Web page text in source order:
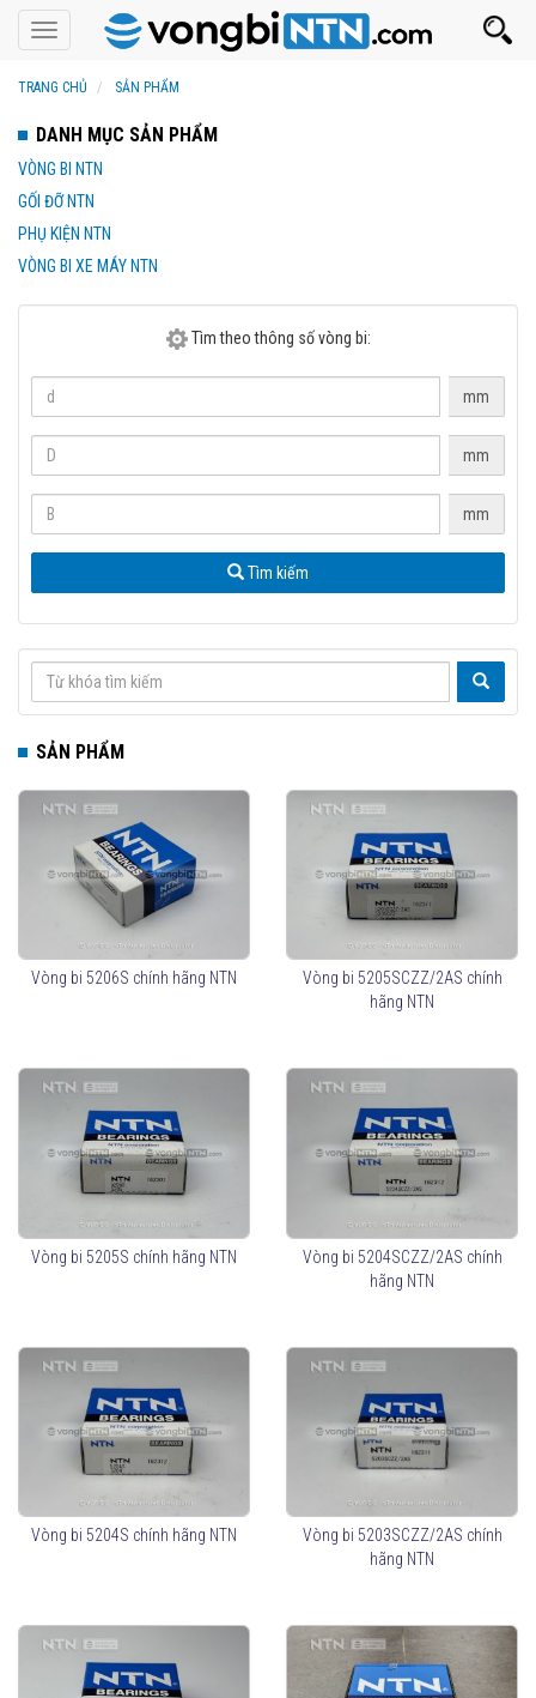
Toggle
navigation
TRANG CHỦ SẢN PHẨM
DANH MỤC SẢN PHẨM
VÒNG BI NTN
GỐI ĐỠ NTN
PHỤ KIỆN NTN
VÒNG BI XE MÁY NTN
Tìm theo thông số vòng bi:
mm
mm
mm
Tìm kiếm
SẢN PHẨM
Vòng bi 5206S chính hãng NTN
Vòng bi 5205SCZZ/2AS chính
hãng NTN
Vòng bi 5205S chính hãng NTN
Vòng bi 5204SCZZ/2AS chính
hãng NTN
Vòng bi 5204S chính hãng NTN
Vòng bi 5203SCZZ/2AS chính
hãng NTN